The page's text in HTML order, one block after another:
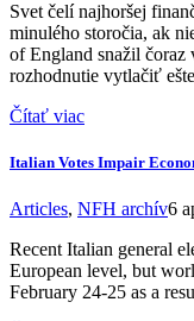
Svet čelí najhoršej
minulého storočia, ak
of England snažil
rozhodnutie vytlačiť
Čítať viac
Italian Votes Impair
Articles, NFH archív6
Recent Italian general
European level, but
February 24-25 as a